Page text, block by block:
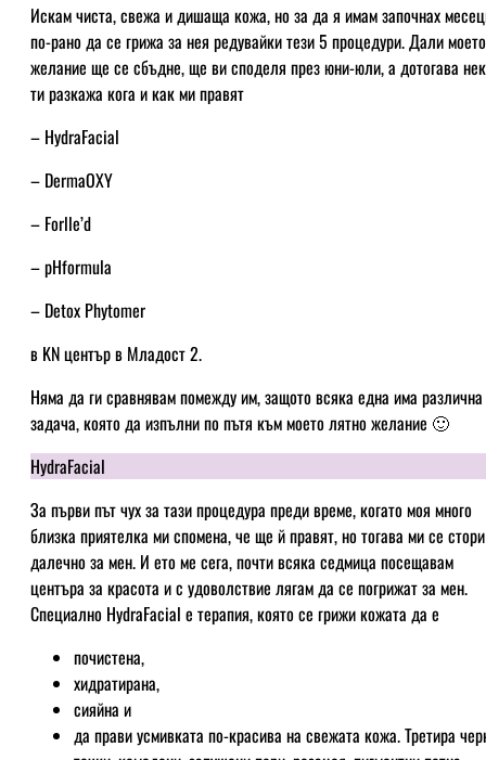
Искам чиста, свежа и дишаща кожа, но за да я имам започнах
по-рано да се грижа за нея редувайки тези 5 процедури. Дали моето
желание ще се сбъдне, ще ви споделя през юни-юли, а дотогава
ти разкажа кога и как ми правят
– HydraFacial
– DermaOXY
– Forlle’d
– pHformula
– Detox Phytomer
в KN център в Младост 2.
Няма да ги сравнявам помежду им, защото всяка една има различна
задача, която да изпълни по пътя към моето лятно желание 🙂
HydraFacial
За първи път чух за тази процедура преди време, когато моя много
близка приятелка ми спомена, че ще й правят, но тогава ми се стори
далечно за мен. И ето ме сега, почти всяка седмица посещавам
центъра за красота и с удоволствие лягам да се погрижат за мен.
Специално HydraFacial е терапия, която се грижи кожата да е
почистена,
хидратирана,
сияйна и
да прави усмивката по-красива на свежата кожа. Третира